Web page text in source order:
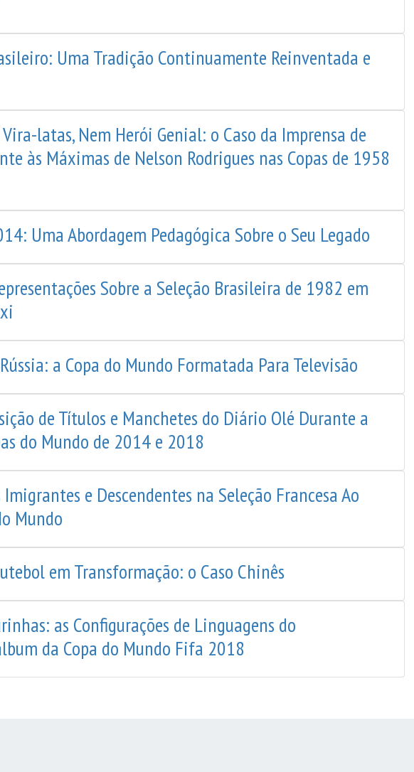
Uma Tradição Continuamente Reinventada e
latas, Nem Herói Genial: o Caso da Imprensa de
às Máximas de Nelson Rodrigues nas Copas de 1958
Uma Abordagem Pedagógica Sobre o Seu Legado
Sobre a Seleção Brasileira de 1982 em
a Copa do Mundo Formatada Para Televisão
de Títulos e Manchetes do Diário Olé Durante a
do Mundo de 2014 e 2018
e Descendentes na Seleção Francesa Ao
Mundo
em Transformação: o Caso Chinês
as Configurações de Linguagens do
da Copa do Mundo Fifa 2018